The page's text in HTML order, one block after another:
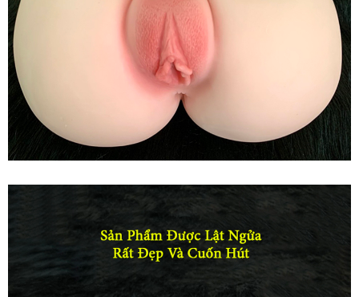
Vòng
Nhiên
Khuyến